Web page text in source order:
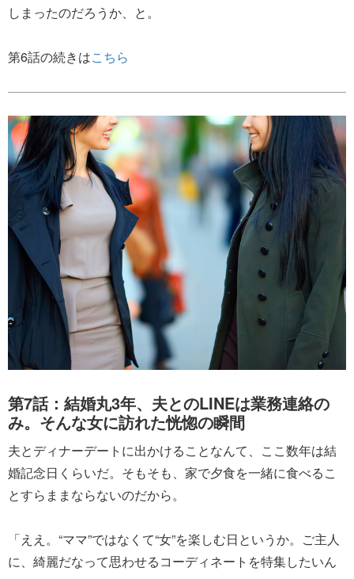
しまったのだろうか、と。
第6話の続きはこちら
第7話：結婚丸3年、夫とのLINEは業務連絡の
み。そんな女に訪れた恍惚の瞬間
夫とディナーデートに出かけることなんて、ここ数年は結
婚記念日くらいだ。そもそも、家で夕食を一緒に食べるこ
とすらままならないのだから。
「ええ。“ママ”ではなくて“女”を楽しむ日というか。ご主人
に、綺麗だなって思わせるコーディネートを特集したいん